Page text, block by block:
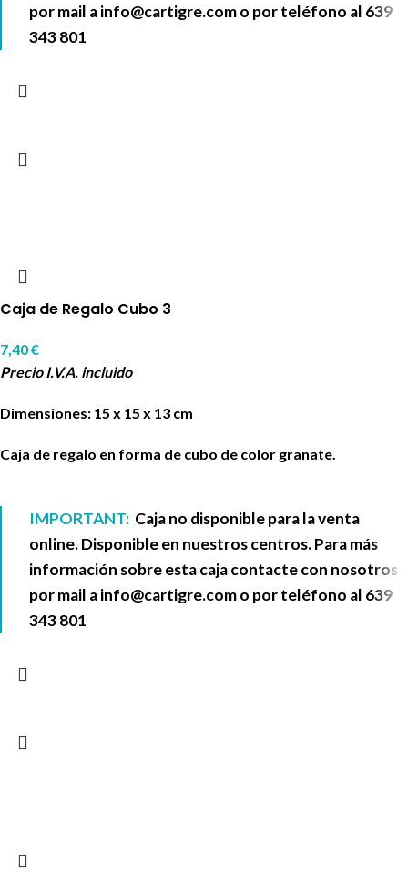
por mail ainfo@cartigre.como por teléfono al 639
343 801
Caja de Regalo Cubo 3
7,40€
Precio I.V.A. incluido
Dimensiones: 15 x 15 x 13 cm
Caja de regalo en forma de cubo de color granate.
IMPORTANT: Caja no disponible para la venta
online. Disponible en nuestros centros. Para más
información sobre esta caja contacte con nosotros
por mail ainfo@cartigre.como por teléfono al 639
343 801